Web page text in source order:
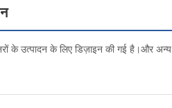
के उत्पादन के लिए डिज़ाइन की गई है।और अन्य